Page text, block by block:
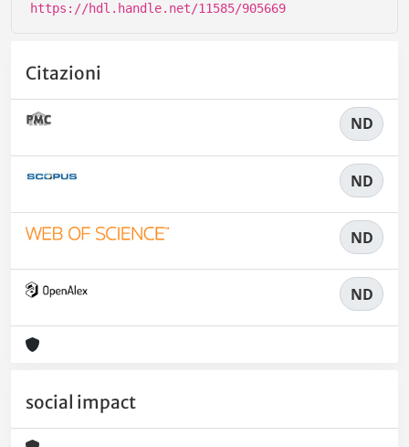
https://hdl.handle.net/11585/905669
Citazioni
ND
ND
ND
ND
social impact